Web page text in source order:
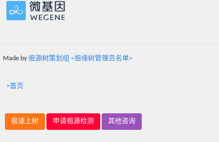
Made by 祖源树策划组 <祖缘树管理员名单>
>首页
极速上树 申请祖源检测 其他咨询